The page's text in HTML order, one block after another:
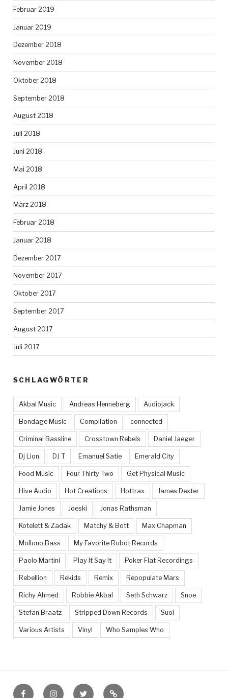
Februar 2019
Januar 2019
Dezember 2018
November 2018
Oktober 2018
September 2018
August 2018
Juli 2018
Juni 2018
Mai 2018
April 2018
März 2018
Februar 2018
Januar 2018
Dezember 2017
November 2017
Oktober 2017
September 2017
August 2017
Juli 2017
SCHLAGWÖRTER
Akbal Music Andreas Henneberg Audiojack
Bondage Music Compilation connected
Criminal Bassline Crosstown Rebels Daniel Jaeger
Dj Lion DJ T Emanuel Satie Emerald City
Food Music Four Thirty Two Get Physical Music
Hive Audio Hot Creations Hottrax James Dexter
Jamie Jones Joeski Jonas Rathsman
Kotelett & Zadak Matchy & Bott Max Chapman
Mollono.Bass My Favorite Robot Records
Paolo Martini Play It Say It Poker Flat Recordings
Rebellion Rekids Remix Repopulate Mars
Richy Ahmed Robbie Akbal Seth Schwarz Snoe
Stefan Braatz Stripped Down Records Suol
Various Artists Vinyl Who Samples Who
FacebookInstagramTwitter Feed